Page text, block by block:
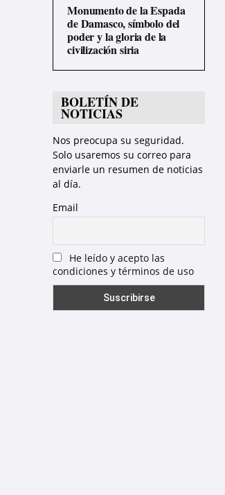
Monumento de la Espada
de Damasco, símbolo del
poder y la gloria de la
civilización siria
BOLETÍN DE
NOTICIAS
Nos preocupa su seguridad.
Solo usaremos su correo para
enviarle un resumen de noticias
al día.
Email
He leído y acepto las
condiciones y términos de uso